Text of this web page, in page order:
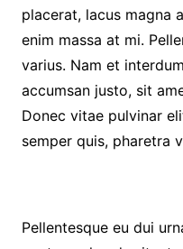
placerat, lacus magna
enim massa at mi.
varius. Nam et
accumsan justo, sit
Donec vitae pulvinar
semper quis, pharetra
Pellentesque eu dui